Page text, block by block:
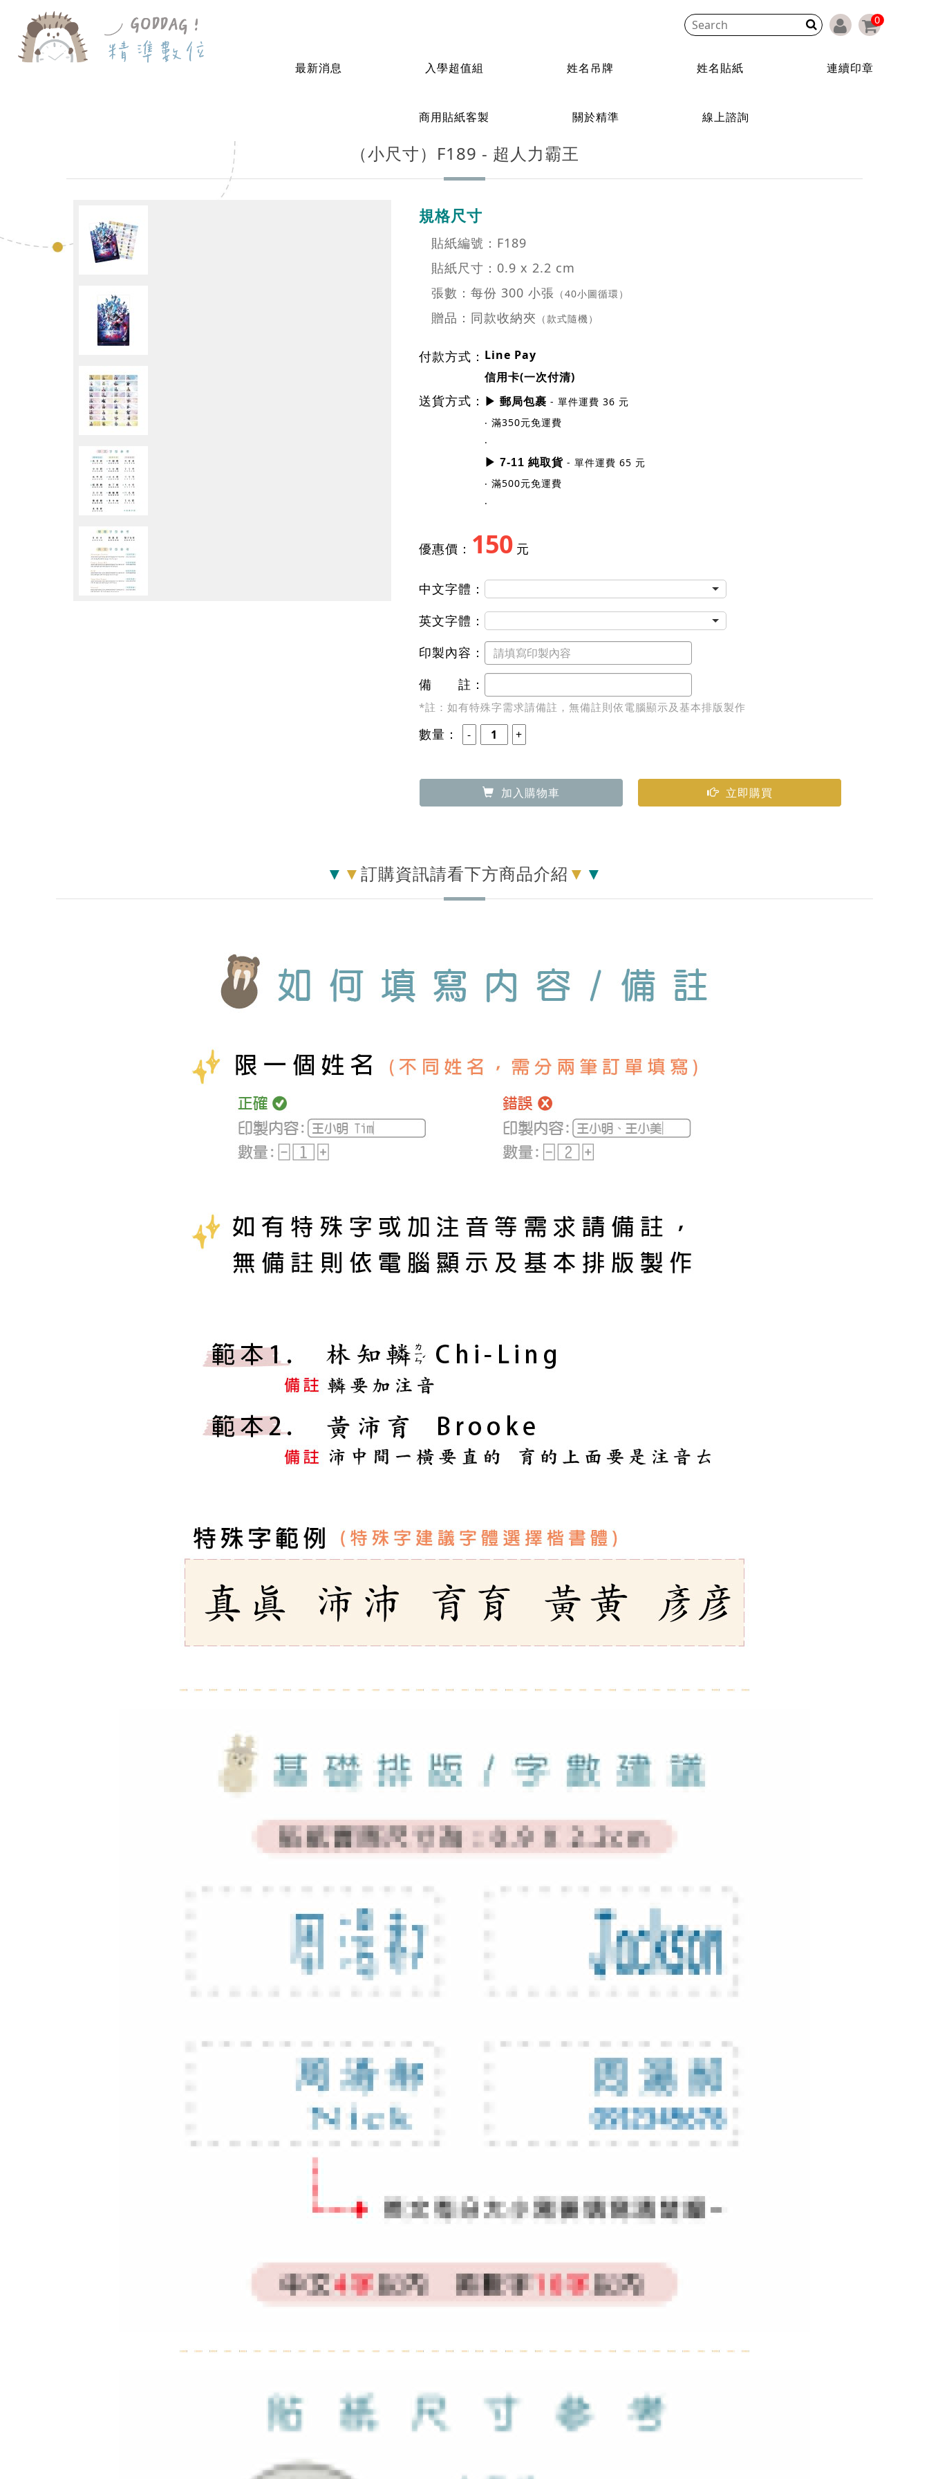
0
最新消息 入學超值組 姓名吊牌 姓名貼紙 連續印章
商用貼紙客製 關於精準 線上諮詢
卡通授權-圖案貼紙
首 頁 卡通授權-圖案貼紙
（小尺寸）F189 - 超人力霸王
規格尺寸
貼紙編號：F189
貼紙尺寸：0.9 x 2.2 cm
張數：每份 300 小張 （40小圖循環）
贈品：同款收納夾 （款式隨機）
付款方式： Line Pay
信用卡(一次付清)
送貨方式： ▶ 郵局包裹 - 單件運費 36 元
‧ 滿350元免運費
‧
▶ 7-11 純取貨- 單件運費 65 元
‧ 滿500元免運費
‧
優惠價： 150 元
中文字體：
英文字體：
印製內容：
備 註：
*註：如有特殊字需求請備註，無備註則依電腦顯示及基本排版製作
數量：
加入購物車 立即購買
▼ ▼訂購資訊請看下方商品介紹 ▼ ▼